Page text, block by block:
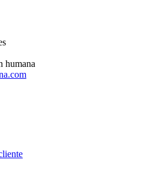
humana